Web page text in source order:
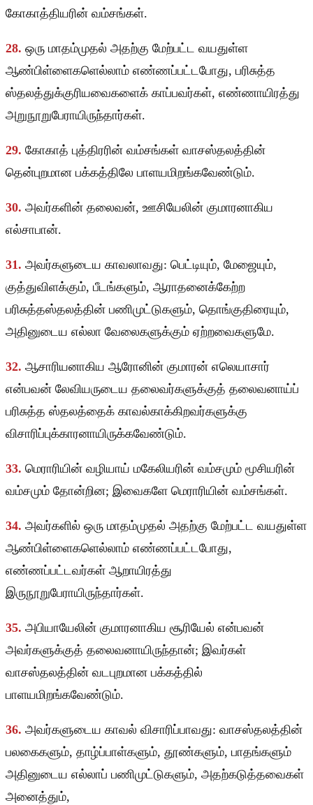
கோகாத்தியரின் வம்சங்கள்.
28. ஒரு மாதம்முதல் அதற்கு மேற்பட்ட வயதுள்ள
ஆண்பிள்ளைகளெல்லாம் எண்ணப்பட்டபோது, பரிசுத்த
ஸ்தலத்துக்குரியவைகளைக் காப்பவர்கள், எண்ணாயிரத்து
அறுநூறுபேராயிருந்தார்கள்.
29. கோகாத் புத்திரரின் வம்சங்கள் வாசஸ்தலத்தின்
தென்புறமான பக்கத்திலே பாளயமிறங்கவேண்டும்.
30. அவர்களின் தலைவன், ஊசியேலின் குமாரனாகிய
எல்சாபான்.
31. அவர்களுடைய காவலாவது: பெட்டியும், மேஜையும்,
குத்துவிளக்கும், பீடங்களும், ஆராதனைக்கேற்ற
பரிசுத்தஸ்தலத்தின் பணிமுட்டுகளும், தொங்குதிரையும்,
அதினுடைய எல்லா வேலைகளுக்கும் ஏற்றவைகளுமே.
32. ஆசாரியனாகிய ஆரோனின் குமாரன் எலெயாசார்
என்பவன் லேவியருடைய தலைவர்களுக்குத் தலைவனாய்ப்
பரிசுத்த ஸ்தலத்தைக் காவல்காக்கிறவர்களுக்கு
விசாரிப்புக்காரனாயிருக்கவேண்டும்.
33. மெராரியின் வழியாய் மகேலியரின் வம்சமும் மூசியரின்
வம்சமும் தோன்றின; இவைகளே மெராரியின் வம்சங்கள்.
34. அவர்களில் ஒரு மாதம்முதல் அதற்கு மேற்பட்ட வயதுள்ள
ஆண்பிள்ளைகளெல்லாம் எண்ணப்பட்டபோது,
எண்ணப்பட்டவர்கள் ஆறாயிரத்து
இருநூறுபேராயிருந்தார்கள்.
35. அபியாயேலின் குமாரனாகிய சூரியேல் என்பவன்
அவர்களுக்குத் தலைவனாயிருந்தான்; இவர்கள்
வாசஸ்தலத்தின் வடபுறமான பக்கத்தில்
பாளயமிறங்கவேண்டும்.
36. அவர்களுடைய காவல் விசாரிப்பாவது: வாசஸ்தலத்தின்
பலகைகளும், தாழ்ப்பாள்களும், தூண்களும், பாதங்களும்
அதினுடைய எல்லாப் பணிமுட்டுகளும், அதற்கடுத்தவைகள்
அனைத்தும்,